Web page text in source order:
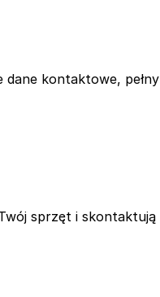
dane kontaktowe,
sprzęt i